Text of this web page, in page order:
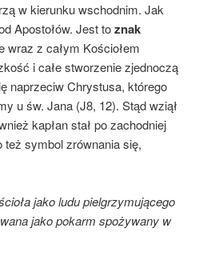
w kierunku wschodnim. Jak
Apostołów. Jest toznak
z całym Kościołem
i całe stworzenie zjednoczą
naprzeciw Chrystusa, którego
u św. Jana (J8, 12). Stąd wziął
kapłan stał po zachodniej
też symbol zrównania się,
jako ludu pielgrzymującego
jako pokarm spożywany w